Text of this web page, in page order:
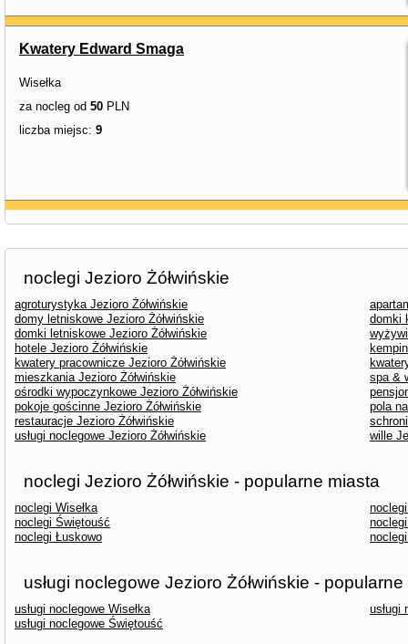
Kwatery Edward Smaga
Wisełka
za nocleg od 50 PLN
liczba miejsc: 9
noclegi Jezioro Żółwińskie
agroturystyka Jezioro Żółwińskie
domy letniskowe Jezioro Żółwińskie
domki
domki letniskowe Jezioro Żółwińskie
hotele Jezioro Żółwińskie
kwatery pracownicze Jezioro Żółwińskie
mieszkania Jezioro Żółwińskie
spa &
ośrodki wypoczynkowe Jezioro Żółwińskie
pokoje gościnne Jezioro Żółwińskie
pola
restauracje Jezioro Żółwińskie
usługi noclegowe Jezioro Żółwińskie
wille
noclegi Jezioro Żółwińskie - popularne miasta
noclegi Wisełka
noclegi Świętouść
noclegi Łuskowo
usługi noclegowe Jezioro Żółwińskie -
usługi noclegowe Wisełka
usługi
usługi noclegowe Świętouść